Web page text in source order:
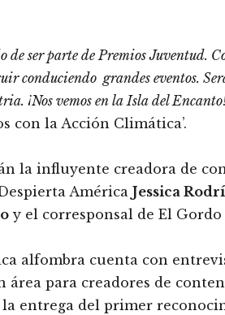
de ser parte de Premios Juventud.
conduciendo grandes eventos.
¡Nos vemos en la Isla del
con la Acción Climática’.
la influyente creadora de
América Jessica
y el corresponsal de El Gordo
alfombra cuenta con
área para creadores de
entrega del primer